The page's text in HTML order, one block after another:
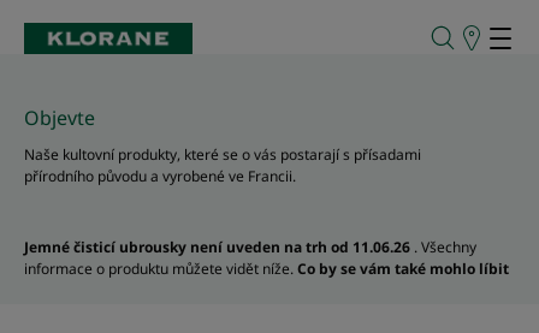
Prodejní
Jemné čisticí ubrousky není uveden na trh od 11.06.26 . Všechny
informace o produktu můžete vidět níže.Co by se vám také mohlo líbit
Objevte
Naše kultovní produkty, které se o vás postarají s přísadami
přírodního původu a vyrobené ve Francii.